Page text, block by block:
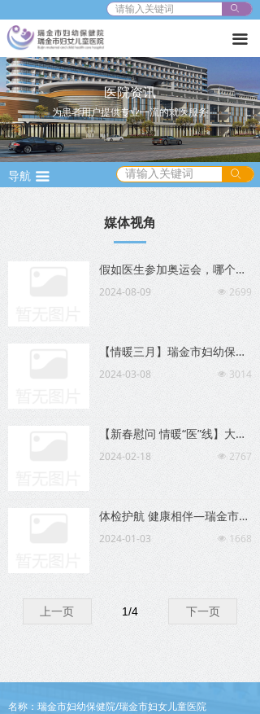
ꄙ
끀
为患者用户提供专业一流的就医服务
医院资讯
媒体视角
假如医生参加奥运会，哪个科室能拿到金牌？
넶 2699
2024-08-09
【情暖三月】瑞金市妇幼保健院“三八”妇女节关爱女性在行动
넶 3014
2024-03-08
【新春慰问 情暖“医”线】大年初一我院领导慰问在岗职工
넶 2767
2024-02-18
体检护航 健康相伴—瑞金市妇幼保健院助力儿童健康成长
넶 1668
2024-01-03
上一页 下一页
1/4
끀
导航 ꄙ
名称：瑞金市妇幼保健院/瑞金市妇女儿童医院